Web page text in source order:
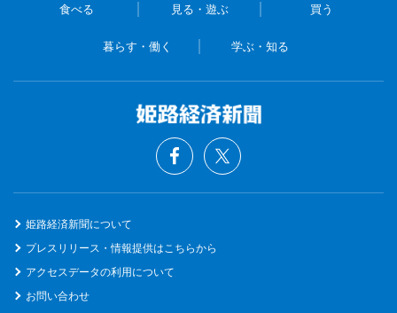
食べる 見る・遊ぶ 買う
暮らす・働く 学ぶ・知る
姫路経済新聞について
プレスリリース・情報提供はこちらから
アクセスデータの利用について
お問い合わせ